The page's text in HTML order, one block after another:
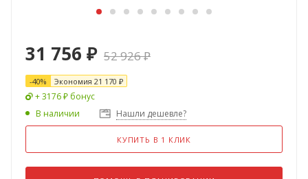
31 756 ₽ 52 926₽
-40% Экономия 21 170 ₽
+ 3176 ₽ бонус
В наличии
Нашли дешевле?
КУПИТЬ В 1 КЛИК